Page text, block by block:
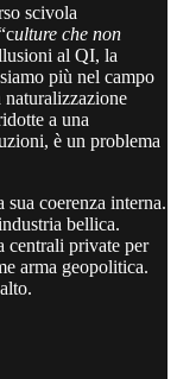
scivola
ulture che non
al QI, la
più nel campo
naturalizzazione
a una
è un problema
coerenza interna.
bellica.
centrali private per
arma geopolitica.